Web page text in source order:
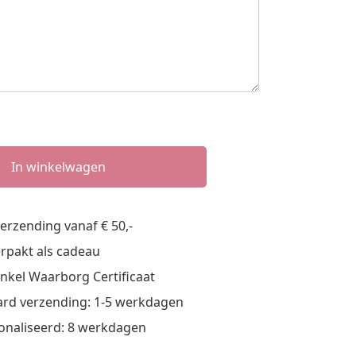
In winkelwagen
vanaf € 50,-
als cadeau
Waarborg Certificaat
verzending: 1-5 werkdagen
8 werkdagen